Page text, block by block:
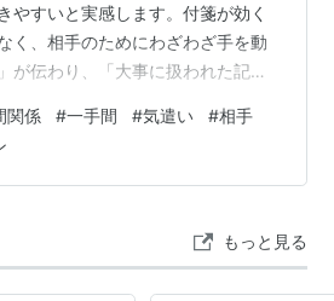
やすいと実感します。​付箋が効く
く、相手のためにわざわざ手を動
が伝わり、「大事に扱われた記
軽く・少なく・具体的に・相手に
がコツです。以下具体的に紹介し
りませんか 一生懸命やった仕事
感じたことがある。 高価なお菓子
き、「これ返さな…
関係 #一手間 #気遣い #相手
もっと見る